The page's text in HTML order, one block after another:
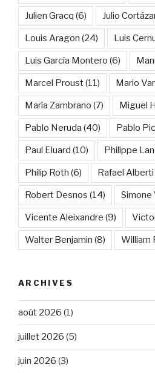
Julien Gracq (6) Julio
Louis Aragon (24) Luis
Luis García Montero (6)
Marcel Proust(11) Mario
María Zambrano (7) Miguel
Pablo Neruda (40) Pablo
Paul Eluard (10) Philippe
Philip Roth (6) Rafael Alberti
Robert Desnos (14) Simone
Vicente Aleixandre (9)
Walter Benjamin (8) William
ARCHIVES
août 2026 (1)
juillet 2026 (5)
juin 2026 (3)